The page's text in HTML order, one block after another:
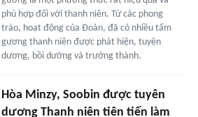
phù hợp đối với thanh niên. Từ các phong
trào, hoạt động của Đoàn, đã có nhiều tấm
gương thanh niên được phát hiện, tuyên
dương, bồi dưỡng và trưởng thành.
Hòa Minzy, Soobin được tuyên
dương Thanh niên tiên tiến làm